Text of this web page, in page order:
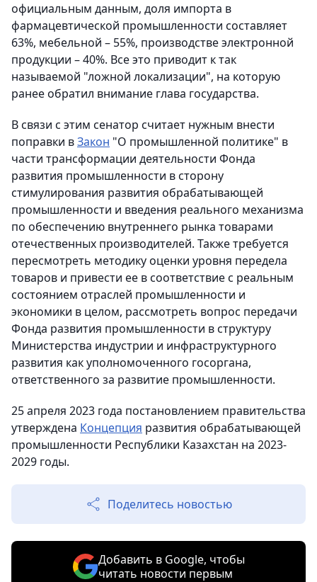
официальным данным, доля импорта в
фармацевтической промышленности составляет
63%, мебельной – 55%, производстве электронной
продукции – 40%. Все это приводит к так
называемой "ложной локализации", на которую
ранее обратил внимание глава государства.
В связи с этим сенатор считает нужным внести
поправки вЗакон "О промышленной политике" в
части трансформации деятельности Фонда
развития промышленности в сторону
стимулирования развития обрабатывающей
промышленности и введения реального механизма
по обеспечению внутреннего рынка товарами
отечественных производителей. Также требуется
пересмотреть методику оценки уровня передела
товаров и привести ее в соответствие с реальным
состоянием отраслей промышленности и
экономики в целом, рассмотреть вопрос передачи
Фонда развития промышленности в структуру
Министерства индустрии и инфраструктурного
развития как уполномоченного госоргана,
ответственного за развитие промышленности.
25 апреля 2023 года постановлением правительства
утверждена Концепция развития обрабатывающей
промышленности Республики Казахстан на 2023-
2029 годы.
Поделитесь новостью
Добавить в Google, чтобы
читать новости первым